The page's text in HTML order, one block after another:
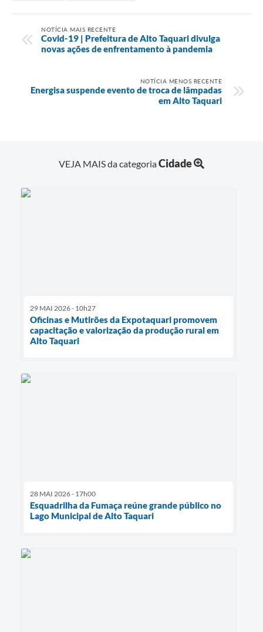
NOTÍCIA MAIS RECENTE
Covid-19 | Prefeitura de Alto Taquari divulga
novas ações de enfrentamento à pandemia
NOTÍCIA MENOS RECENTE
Energisa suspende evento de troca de lâmpadas
em Alto Taquari
VEJA MAIS da categoriaCidade
29 MAI 2026 - 10h27
Oficinas e Mutirões da Expotaquari promovem
capacitação e valorização da produção rural em
Alto Taquari
28 MAI 2026 - 17h00
Esquadrilha da Fumaça reúne grande público no
Lago Municipal de Alto Taquari